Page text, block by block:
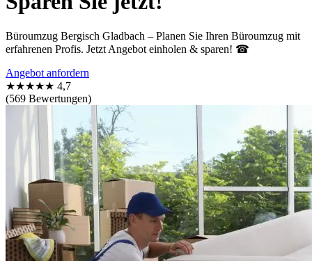
Büroumzug Bergisch Gladbach – Planen Sie Ihren Büroumzug mit
erfahrenen Profis. Jetzt Angebot einholen & sparen! ☎
Angebot anfordern
★★★★★ 4,7
(569 Bewertungen)